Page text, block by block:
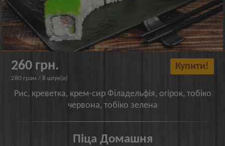
260 грн.
280 грам / 8 штук(и)
Купити!
Рис, креветка, крем-сир Філадельфія, огірок, тобіко
червона, тобіко зелена
Піца Домашня